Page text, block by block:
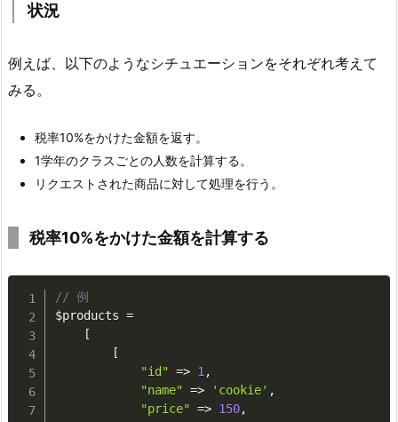
状況
例えば、以下のようなシチュエーションをそれぞれ考えて
みる。
税率10%をかけた金額を返す。
1学年のクラスごとの人数を計算する。
リクエストされた商品に対して処理を行う。
税率10%をかけた金額を計算する
// 例
$products =
[
[
"id" => 1 ,
"name" => 'cookie' ,
"price" => 150,